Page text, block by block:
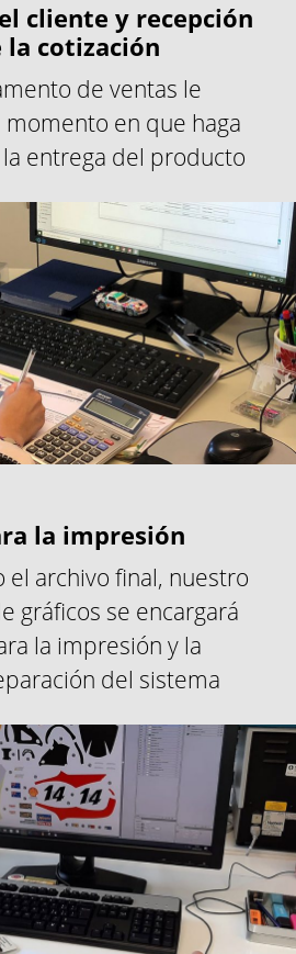
cliente y recepción
la cotización
de ventas le
en que haga
entrega del producto
la impresión
el archivo final, nuestro
gráficos se encargará
la impresión y la
del sistema